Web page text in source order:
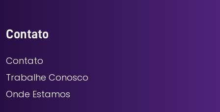
Contato
Contato
Trabalhe Conosco
Onde Estamos